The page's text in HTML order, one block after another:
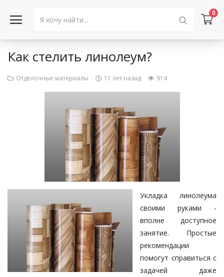
0
Войти в аккаунт
Город: Колумбус
Как стелить линолеум?
Отделочные материалы 11 лет назад 914
Укладка линолеума
своими руками -
вполне доступное
занятие. Простые
рекомендации
помогут справиться с
задачей даже